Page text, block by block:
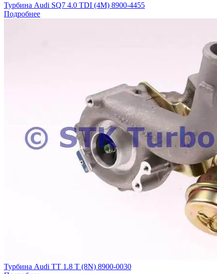
Турбина Audi SQ7 4.0 TDI (4M) 8900-4455
Подробнее
Турбина Audi TT 1.8 T (8N) 8900-0030